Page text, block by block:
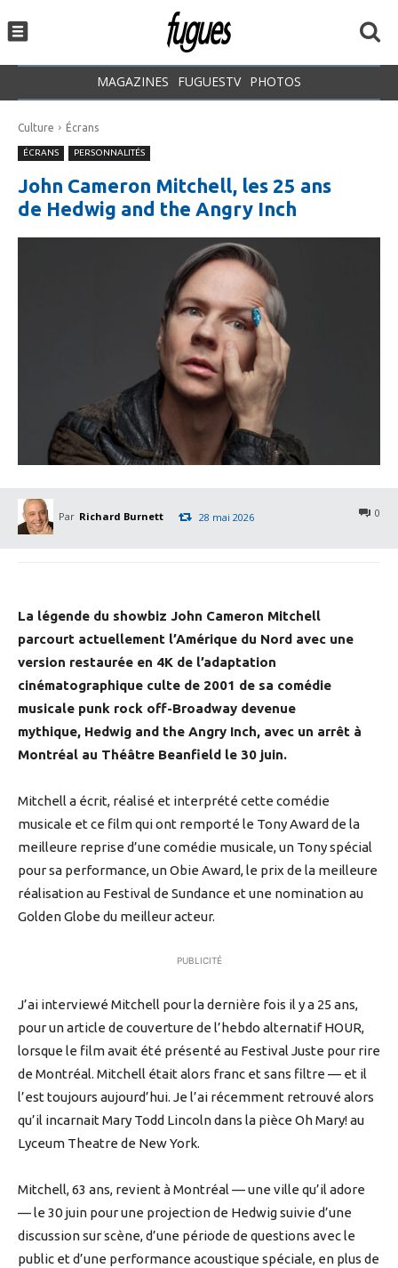
MAGAZINES FUGUESTV PHOTOS
Culture Écrans
ÉCRANS PERSONNALITÉS
John Cameron Mitchell, les 25 ans
de Hedwig and the Angry Inch
Par Richard Burnett 0
28 mai 2026
La légende du showbiz John Cameron Mitchell
parcourt actuellement l’Amérique du Nord avec une
version restaurée en 4K de l’adaptation
cinématographique culte de 2001 de sa comédie
musicale punk rock off-Broadway devenue
mythique, Hedwig and the Angry Inch, avec un arrêt à
Montréal au Théâtre Beanfield le 30 juin.
Mitchell a écrit, réalisé et interprété cette comédie
musicale et ce film qui ont remporté le Tony Award de la
meilleure reprise d’une comédie musicale, un Tony spécial
pour sa performance, un Obie Award, le prix de la meilleure
réalisation au Festival de Sundance et une nomination au
Golden Globe du meilleur acteur.
PUBLICITÉ
J’ai interviewé Mitchell pour la dernière fois il y a 25 ans,
pour un article de couverture de l’hebdo alternatif HOUR,
lorsque le film avait été présenté au Festival Juste pour rire
de Montréal. Mitchell était alors franc et sans filtre — et il
l’est toujours aujourd’hui. Je l’ai récemment retrouvé alors
qu’il incarnait Mary Todd Lincoln dans la pièce Oh Mary! au
Lyceum Theatre de New York.
Mitchell, 63 ans, revient à Montréal — une ville qu’il adore
— le 30 juin pour une projection de Hedwig suivie d’une
discussion sur scène, d’une période de questions avec le
public et d’une performance acoustique spéciale, en plus de